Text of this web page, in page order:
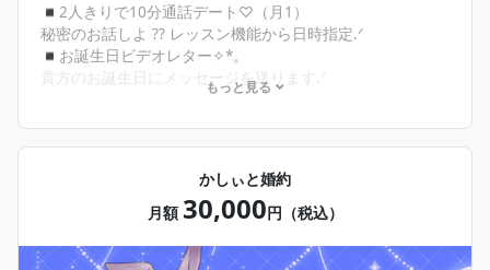
◾︎2人きりで10分通話デート♡（月1）
秘密のお話しよ ?? レッスン機能から日時指定.ᐟ‪
◾︎お誕生日ビデオレター✧︎*。
貴方のお誕生日にメッセージを送ります.ᐟ‪
台詞リクエストも可.ᐟ‪自己申告制です。
ど、単月での加入も大歓迎です🌟
もっと見る
かしぃと婚約
月額 30,000円（税込）